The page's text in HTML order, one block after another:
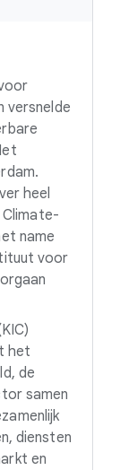
versnelde
heel
Climate-
name
voor
het
de
samen
diensten
en